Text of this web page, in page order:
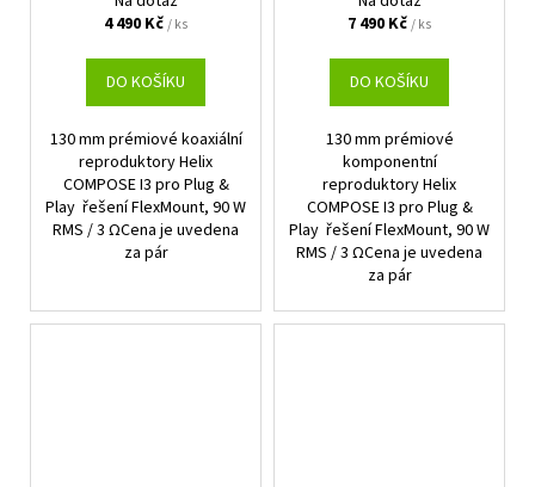
4 490 Kč/ ks
DO KOŠÍKU
130 mm prémiové koaxiální
reproduktory Helix
COMPOSE I3 pro Plug &
Play řešení FlexMount, 90 W
RMS / 3 ΩCena je uvedena
za pár
7 490 Kč/ ks
DO KOŠÍKU
130 mm prémiové
komponentní
reproduktory Helix
COMPOSE I3 pro Plug &
Play řešení FlexMount, 90 W
RMS / 3 ΩCena je uvedena
za pár